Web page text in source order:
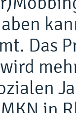
Das